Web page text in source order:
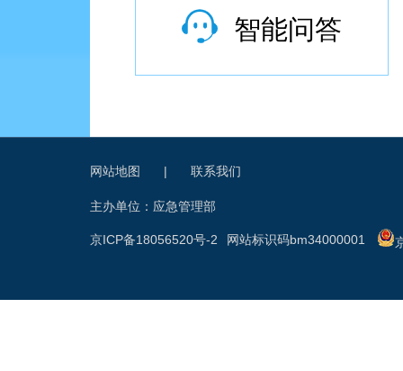
智能问答
网站地图 | 联系我们
主办单位：应急管理部
网站标识码bm34000001
京ICP备18056520号-2